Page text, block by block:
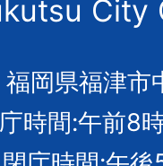
の
市
章
City
岡県福津市
時間:午前8